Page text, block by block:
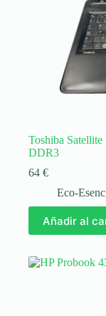
Toshiba
DDR3
64 €
Eco-
Añadir al